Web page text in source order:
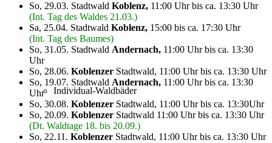
Individual-Waldbäder
So, 29.03. Stadtwald Koblenz, 11:00 Uhr bis ca. 13:30 Uhr
(Int. Tag des Waldes 21.03.)
Sa, 25.04. Stadtwald Koblenz, 15:00 bis ca. 17:30 Uhr
(Int. Tag des Baumes)
So, 31.05. Stadtwald Andernach, 11:00 Uhr bis ca. 13:30
Uhr
So, 28.06. Koblenzer Stadtwald, 11:00 Uhr bis ca. 13:30 Uhr
So, 19.07. Stadtwald Andernach, 11:00 Uhr bis ca. 13:30
Uhr
So, 30.08. Koblenzer Stadtwald, 11:00 Uhr bis ca. 13:30Uhr
So, 20.09. Koblenzer Stadtwald 11:00 Uhr bis ca. 13:30 Uhr
(Dt. Waldtage 18. bis 20.09.)
So, 22.11. Koblenzer Stadtwald, 11:00 Uhr bis ca. 13:30 Uhr